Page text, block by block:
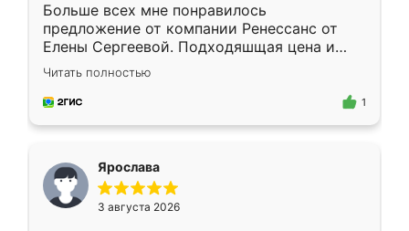
Больше всех мне понравилось
предложение от компании Ренессанс от
Елены Сергеевой. Подходяшщая цена и
короткие сроки изготовления. Приехавший
для замера сотрудник Владислав
предложил по моему эскизу самый
Читать полностью
1
Ярослава
3 августа 2026